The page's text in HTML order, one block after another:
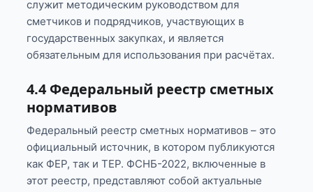
служит методическим руководством для
сметчиков и подрядчиков, участвующих в
государственных закупках, и является
обязательным для использования при расчётах.
4.4 Федеральный реестр сметных
нормативов
Федеральный реестр сметных нормативов – это
официальный источник, в котором публикуются
как ФЕР, так и ТЕР. ФСНБ-2022, включенные в
этот реестр, представляют собой актуальные